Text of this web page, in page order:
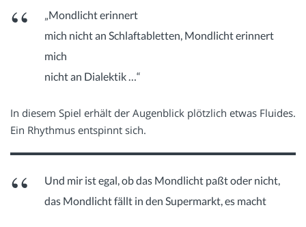
„Mondlicht erinnert
mich nicht an Schlaftabletten, Mondlicht erinnert
mich
nicht an Dialektik …“
In diesem Spiel erhält der Augenblick plötzlich etwas Fluides.
Ein Rhythmus entspinnt sich.
Und mir ist egal, ob das Mondlicht paßt oder nicht,
das Mondlicht fällt in den Supermarkt, es macht